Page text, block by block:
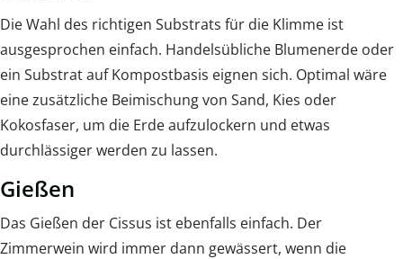
Die Wahl des richtigen Substrats für die Klimme ist
ausgesprochen einfach. Handelsübliche Blumenerde oder
ein Substrat auf Kompostbasis eignen sich. Optimal wäre
eine zusätzliche Beimischung von Sand, Kies oder
Kokosfaser, um die Erde aufzulockern und etwas
durchlässiger werden zu lassen.
Gießen
Das Gießen der Cissus ist ebenfalls einfach. Der
Zimmerwein wird immer dann gewässert, wenn die